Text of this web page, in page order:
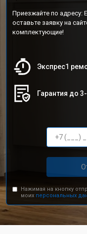
Приезжайте по адресу:
оставьте заявку на
комплектующие!
Экспрес1
Гарантия до
Нажимая на кнопку
моих персональных